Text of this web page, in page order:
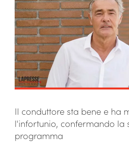
Il conduttore sta bene e ha
l'infortunio, confermando la
programma